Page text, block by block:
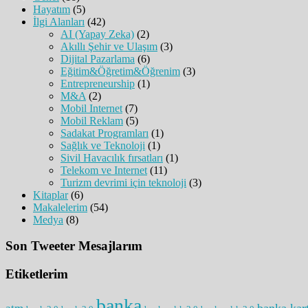
Hayatım (5)
İlgi Alanları (42)
AI (Yapay Zeka) (2)
Akıllı Şehir ve Ulaşım (3)
Dijital Pazarlama (6)
Eğitim&Öğretim&Öğrenim (3)
Entrepreneurship (1)
M&A (2)
Mobil Internet (7)
Mobil Reklam (5)
Sadakat Programları (1)
Sağlık ve Teknoloji (1)
Sivil Havacılık fırsatları (1)
Telekom ve Internet (11)
Turizm devrimi için teknoloji (3)
Kitaplar(6)
Makalelerim (54)
Medya (8)
Son Tweeter Mesajlarım
Etiketlerim